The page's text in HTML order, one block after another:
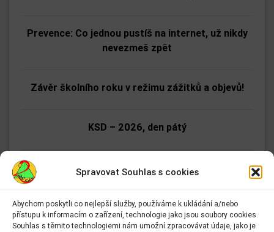
Spravovat Souhlas s cookies
Abychom poskytli co nejlepší služby, používáme k ukládání a/nebo
přístupu k informacím o zařízení, technologie jako jsou soubory cookies.
Souhlas s těmito technologiemi nám umožní zpracovávat údaje, jako je
Prevence: Co jednou pustíš na internet, už nikdy
nevezmeš zpět
Závěr školního roku v režimu zážitků a objevů!
KSD – 2026, den pátý
KSD – 2026, den čtvrtý
KSD – 2026, den třetí
Adresa: